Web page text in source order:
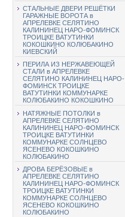
СТАЛЬНЫЕ ДВЕРИ РЕШЁТКИ
ГАРАЖНЫЕ ВОРОТА в
АПРЕЛЕВКЕ СЕЛЯТИНО
КАЛИНИНЕЦ НАРО-ФОМИНСК
ТРОИЦКЕ ВАТУТИНКИ
КОКОШКИНО КОЛЮБАКИНО
КИЕВСКИЙ
ПЕРИЛА ИЗ НЕРЖАВЕЮЩЕЙ
СТАЛИ в АПРЕЛЕВКЕ
СЕЛЯТИНО КАЛИНИНЕЦ НАРО-
ФОМИНСК ТРОИЦКЕ
ВАТУТИНКИ КОММУНАРКЕ
КОЛЮБАКИНО КОКОШКИНО
НАТЯЖНЫЕ ПОТОЛКИ в
АПРЕЛЕВКЕ СЕЛЯТИНО
КАЛИНИНЕЦ НАРО-ФОМИНСК
ТРОИЦКЕ ВАТУТИНКИ
КОММУНАРКЕ СОЛНЦЕВО
ЯСЕНЕВО КОКОШКИНО
КОЛЮБАКИНО
ДРОВА БЕРЁЗОВЫЕ в
АПРЕЛЕВКЕ СЕЛЯТИНО
КАЛИНИНЕЦ НАРО-ФОМИНСК
ТРОИЦКЕ ВАТУТИНКИ
КОММУНАРКЕ СОЛНЦЕВО
ЯСЕНЕВО КОКОШКИНО
КОЛЮБАКИНО